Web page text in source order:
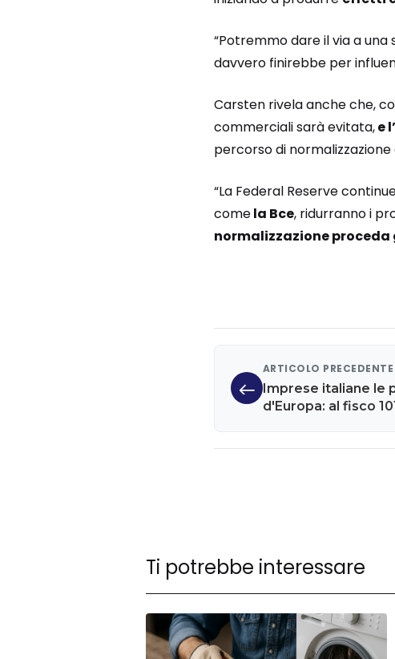
“Potremmo dare il via a
davvero finirebbe per
Carsten rivela anche che,
commerciali sarà evitata,e
percorso di
“La Federal Reserve
comela Bce, ridurranno i
normalizzazione
ARTICOLO PRECEDENTE
Imprese italiane le
d'Europa: al fisco
Ti potrebbe interessare